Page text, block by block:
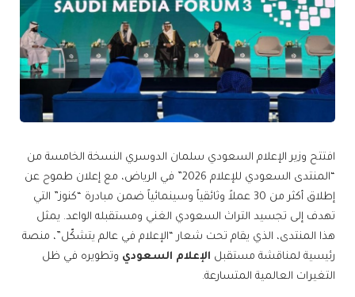
افتتح وزير الإعلام السعودي سلمان الدوسري النسخة الخامسة من
“المنتدى السعودي للإعلام 2026” في الرياض، مع إعلان طموح عن
إطلاق أكثر من 30 عملاً وثائقياً وسينمائياً ضمن مبادرة “كنوز” التي
تهدف إلى تجسيد التراث السعودي الغني ومستقبله الواعد. يمثل
هذا المنتدى، الذي يقام تحت شعار “الإعلام في عالم يتشكّل”، منصة
رئيسية لمناقشة مستقبل الإعلام السعودي وتطويره في ظل
التغيرات العالمية المتسارعة.